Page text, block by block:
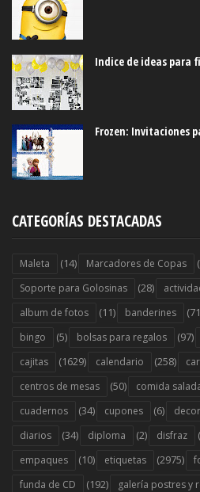
Indice de ideas para
Frozen: Invitaciones
CATEGORÍAS DESTACADAS
Maleta (14) Marcadores de Copas
Soporte para Golosinas (28)
album de fotos (11) banderines
bingo (5) bolsas para regalos (97)
cajitas (1629) calendario (258)
centros de mesas (50) comida
cuadernos (34) cupones (6)
diarios (34) diploma (2) disfraz
empaques (10) etiquetas (2975)
funda de CD (192) galería postres y